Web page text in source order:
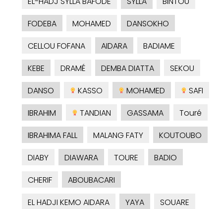
FODEBA
MOHAMED
DANSOKHO
CELLOU FOFANA
AIDARA
BADIAME
KEBE
DRAMÉ DEMBA DIATTA
SEKOU
DANSO
KASSO MOHAMED
SAFI
IBRAHIM
TANDIAN GASSAMA
Touré
IBRAHIMA FALL
MALANG FATY
KOUTOUBO
DIABY
DIAWARA TOURE
BADIO
CHERIF
ABOUBACARI
EL HADJI KEMO AIDARA
YAYA
SOUARE